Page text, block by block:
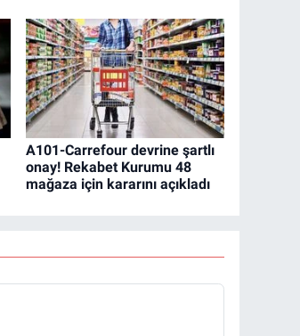
A101-Carrefour devrine şartlı
onay! Rekabet Kurumu 48
mağaza için kararını açıkladı